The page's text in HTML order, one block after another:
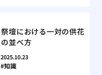
祭壇における一対の供花
の並べ方
2025.10.23
知識